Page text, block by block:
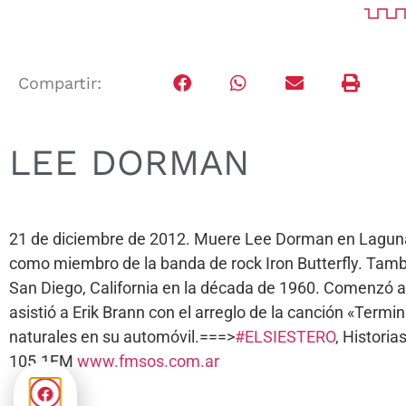
Compartir:
LEE DORMAN
21 de diciembre de 2012. Muere Lee Dorman en
como miembro de la banda de rock Iron Butterfly.
San Diego, California en la década de 1960. Comenzó
asistió a Erik Brann con el arreglo de la canción
naturales en su automóvil.===>#ELSIESTERO,
105.1FM www.fmsos.com.ar